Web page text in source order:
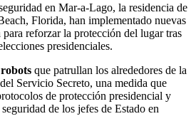
en Mar-a-Lago, la residencia de
Florida, han implementado nuevas
reforzar la protección del lugar tras
presidenciales.
que patrullan los alrededores de la
Servicio Secreto, una medida que
de protección presidencial y
de los jefes de Estado en